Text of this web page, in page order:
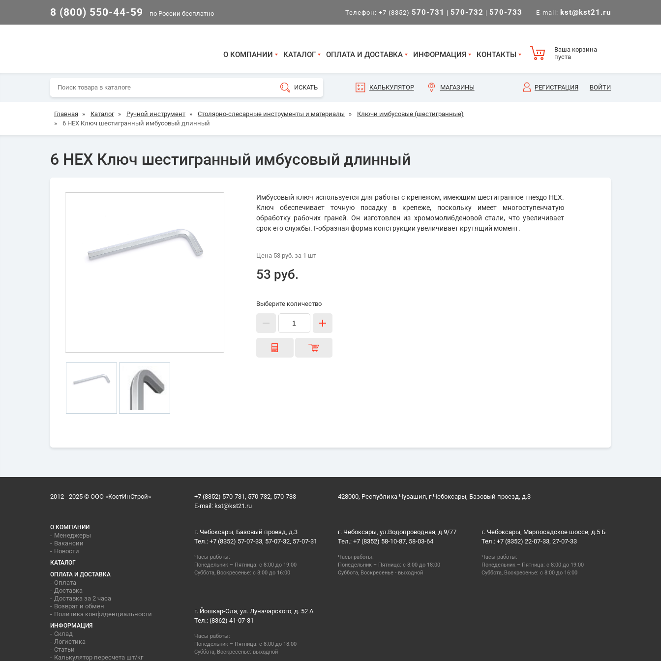
8 (800) 550-44-59 по России бесплатно Телефон: +7 (8352) 570-731 | 570-732 | 570-733 E-mail: kst@kst21.ru
О КОМПАНИИ КАТАЛОГ ОПЛАТА И ДОСТАВКА ИНФОРМАЦИЯ КОНТАКТЫ
Ваша корзина
пуста
КАЛЬКУЛЯТОР МАГАЗИНЫ РЕГИСТРАЦИЯ ВОЙТИ
Главная » Каталог » Ручной инструмент » Столярно-слесарные инструменты и материалы »
Ключи имбусовые (шестигранные)
»
6 HEX Ключ шестигранный имбусовый длинный
6 HEX Ключ шестигранный имбусовый длинный
Имбусовый ключ используется для работы с крепежом, имеющим шестигранное гнездо HEX.
Ключ обеспечивает точную посадку в крепеже, поскольку имеет многоступенчатую
обработку рабочих граней. Он изготовлен из хромомолибденовой стали, что увеличивает
срок его службы. Г-образная форма конструкции увеличивает крутящий момент.
Цена 53 руб.за 1 шт
53 руб.
Выберите количество
2012 - 2025 © ООО «КостИнСтрой»
+7 (8352) 570-731, 570-732, 570-733
E-mail: kst@kst21.ru
428000, Республика Чувашия, г.Чебоксары, Базовый проезд, д.3
О КОМПАНИИ
Менеджеры
Вакансии
Новости
КАТАЛОГ
ОПЛАТА И ДОСТАВКА
Оплата
Доставка
Доставка за 2 часа
Возврат и обмен
Политика конфиденциальности
ИНФОРМАЦИЯ
Склад
Логистика
Статьи
Калькулятор пересчета шт/кг
г. Чебоксары, Базовый проезд, д.3
Тел.: +7 (8352) 57-07-33, 57-07-32, 57-07-31
Часы работы:
Понедельник – Пятница: с 8:00 до 19:00
Суббота, Воскресенье: с 8:00 до 16:00
г. Чебоксары, ул.Водопроводная, д.9/77
Тел.: +7 (8352) 58-10-87, 58-03-64
Часы работы:
Понедельник – Пятница: с 8:00 до 18:00
Суббота, Воскресенье - выходной
г. Чебоксары, Марпосадское шоссе, д.5 Б
Тел.: +7 (8352) 22-07-33, 27-07-33
Часы работы:
Понедельник – Пятница: с 8:00 до 19:00
Суббота, Воскресенье: с 8:00 до 16:00
г. Йошкар-Ола, ул. Луначарского, д. 52 А
Тел.: (8362) 41-07-31
Часы работы:
Понедельник – Пятница: с 8:00 до 18:00
Суббота, Воскресенье: выходной